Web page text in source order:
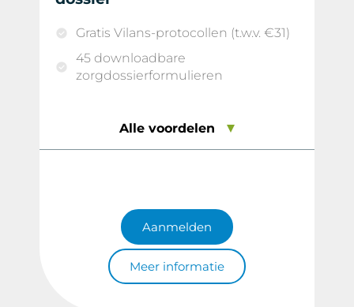
Gratis Vilans-protocollen (t.w.v. €31)
45 downloadbare
zorgdossierformulieren
Alle voordelen
Aanmelden
Meer informatie